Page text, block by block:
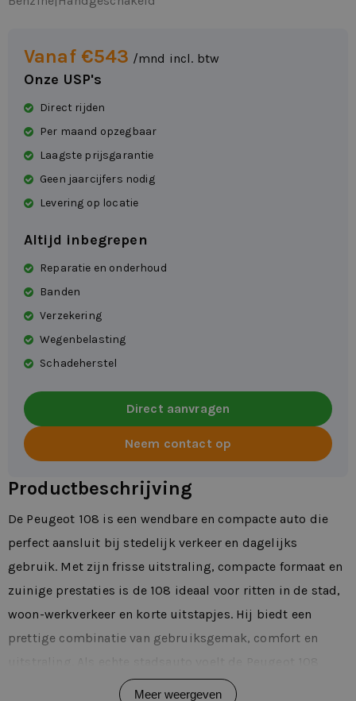
Vanaf €543 /mnd incl. btw
Onze USP's
Direct rijden
Per maand opzegbaar
Laagste prijsgarantie
Geen jaarcijfers nodig
Levering op locatie
Altijd inbegrepen
Reparatie en onderhoud
Banden
Verzekering
Wegenbelasting
Schadeherstel
Direct aanvragen
Neem contact op
Productbeschrijving
De Peugeot 108 is een wendbare en compacte auto die
perfect aansluit bij stedelijk verkeer en dagelijks
gebruik. Met zijn frisse uitstraling, compacte formaat en
zuinige prestaties is de 108 ideaal voor ritten in de stad,
woon-werkverkeer en korte uitstapjes. Hij biedt een
prettige combinatie van gebruiksgemak, comfort en
licht en wendbaar aan achter het stuur. Je manoeuvreert
Meer weergeven